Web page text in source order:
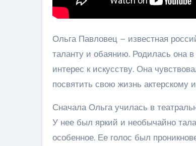
Ольга Павловец – известная
таланту и обаянию. Родилась она
интерес к искусству. Она
посвятить свою жизнь актерскому
Сначала Ольга училась в
У нее был яркий и необычайно
особенное. Ее голос был